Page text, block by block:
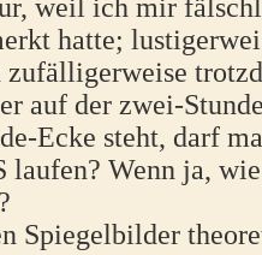
hatte;
zufälligerweise
auf der zwei-
Ecke steht, darf
Wenn ja,
Spiegelbilder